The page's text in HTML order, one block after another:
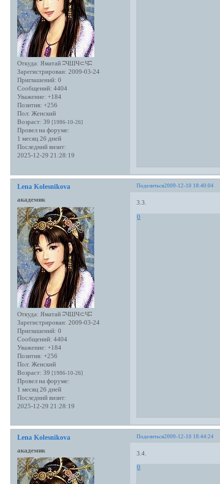
Откуда: Яматай ʭЧШЧ⊂Чʭ
Зарегистрирован: 2009-03-24
Приглашений: 0
Сообщений: 4404
Уважение: +184
Позитив: +256
Пол: Женский
Возраст: 39 [1986-10-26]
Провел на форуме:
1 месяц 26 дней
Последний визит:
2025-12-29 21:28:19
Поделиться2009-12-10 18:40:04
Lena Kolesnikova
академик
Откуда: Яматай ʭЧШЧ⊂Чʭ
Зарегистрирован: 2009-03-24
Приглашений: 0
Сообщений: 4404
Уважение: +184
Позитив: +256
Пол: Женский
Возраст: 39 [1986-10-26]
Провел на форуме:
1 месяц 26 дней
Последний визит:
2025-12-29 21:28:19
3.3.
0
Поделиться2009-12-10 18:44:24
Lena Kolesnikova
академик 3.4.
0